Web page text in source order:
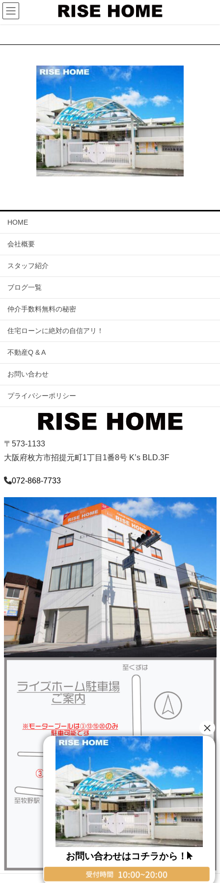
HOME
会社概要
スタッフ紹介
ブログ一覧
仲介手数料無料の秘密
住宅ローンに絶対の自信アリ！
不動産Q & A
お問い合わせ
プライバシーポリシー
〒573-1133
大阪府枚方市招提元町1丁目1番8号 K’s BLD.3F
072-868-7733
Copyright © RISE HOME All Rights Reserved.
お問い合わせはコチラから！